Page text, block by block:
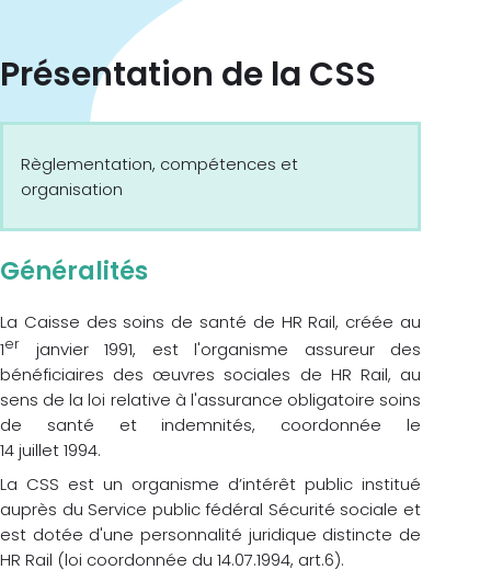
Présentation de la CSS
Règlementation, compétences et
organisation
Généralités
La Caisse des soins de santé de HR Rail, créée au
1er
janvier 1991, est l'organisme assureur des
bénéficiaires des œuvres sociales de HR Rail, au
sens de la loi relative à l'assurance obligatoire soins
de santé et indemnités, coordonnée le
14 juillet 1994.
La CSS est un organisme d’intérêt public institué
auprès du Service public fédéral Sécurité sociale et
est dotée d'une personnalité juridique distincte de
HR Rail (loi coordonnée du 14.07.1994, art.6).